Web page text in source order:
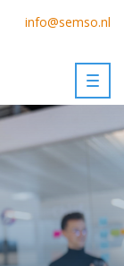
info@semso.nl